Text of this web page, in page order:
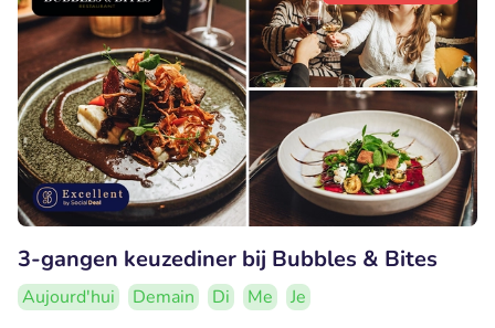
3-gangen keuzediner bij Bubbles & Bites
Aujourd'hui Demain Di Me
Je